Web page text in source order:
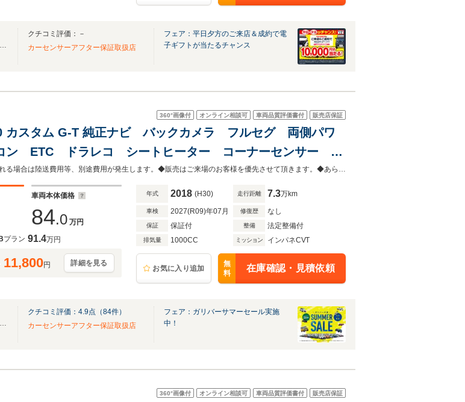
クチコミ評価：－
カーセンサーアフター保証取扱店
フェア：平日夕方のご来店＆成約で電
子ギフトが当たるチャンス
360°画像付 オンライン相談可 車両品質評価書付 販売店保証
カスタム G-T 純正ナビ バックカメラ フルセグ 両側パワ
ン ETC ドラレコ シートヒーター コーナーセンサー 衝
逸脱 セーフティセンス LEDオートライト フォグ 電動格
車
車両本体価格
84.0 万円
プラン 91.4万円
11,800円 詳細を見る
年式 2018 (H30) 走行距離 7.3万km
車検 2027(R09)年07月 修復歴 なし
保証 保証付 整備 法定整備付
排気量 1000CC ミッション インパネCVT
お気に入り追加
無
料
在庫確認・見積依頼
クチコミ評価： 4.9 点（84件）
カーセンサーアフター保証取扱店
フェア：ガリバーサマーセール実施
中！
360°画像付 オンライン相談可 車両品質評価書付 販売店保証